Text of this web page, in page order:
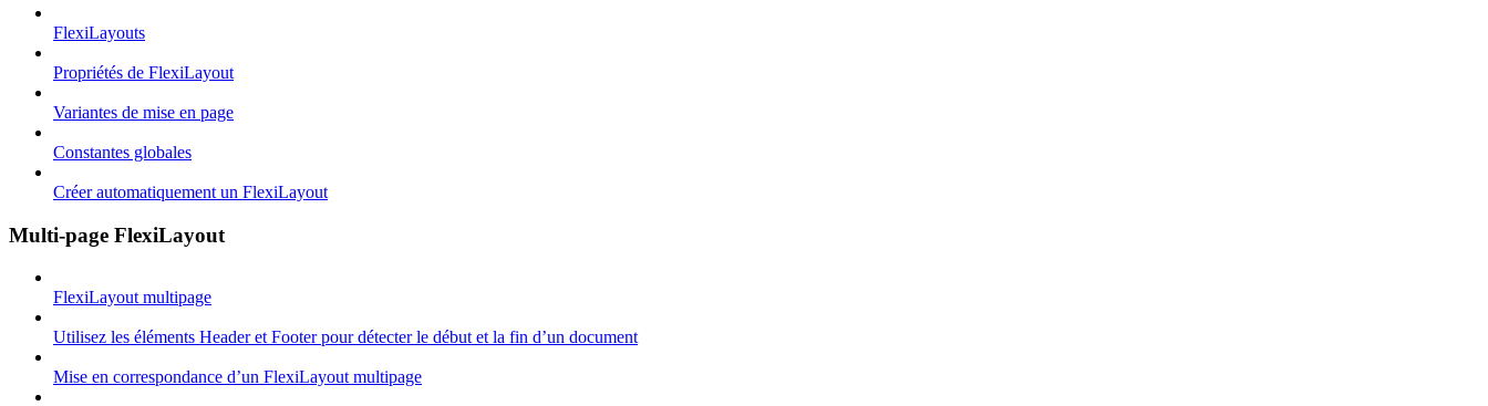
FlexiLayouts
Propriétés de FlexiLayout
Variantes de mise en page
Constantes globales
Créer automatiquement un FlexiLayout
Multi-page FlexiLayout
FlexiLayout multipage
Utilisez les éléments Header et Footer pour détecter le début et la fin d’un document
Mise en correspondance d’un FlexiLayout multipage